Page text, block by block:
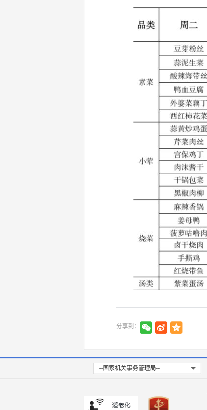
分享到：
--国家机关事务管理局--